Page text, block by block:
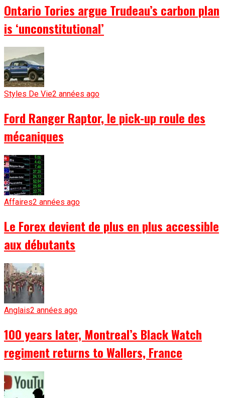
Ontario Tories argue Trudeau’s carbon plan
is ‘unconstitutional’
Styles De Vie2 années ago
Ford Ranger Raptor, le pick-up roule des
mécaniques
Affaires2 années ago
Le Forex devient de plus en plus accessible
aux débutants
Anglais2 années ago
100 years later, Montreal’s Black Watch
regiment returns to Wallers, France